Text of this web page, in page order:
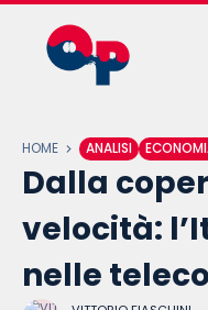
HOME ANALISI
Dalla
velocità:
nelle